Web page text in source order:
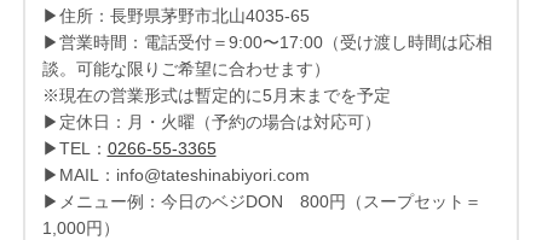
▶住所：長野県茅野市北山4035-65
▶営業時間：電話受付＝9:00〜17:00（受け渡し時間は応相
談。可能な限りご希望に合わせます）
※現在の営業形式は暫定的に5月末までを予定
▶定休日：月・火曜（予約の場合は対応可）
▶TEL： 0266-55-3365
▶MAIL：info@tateshinabiyori.com
▶メニュー例：今日のベジDON 800円（スープセット＝
1,000円）